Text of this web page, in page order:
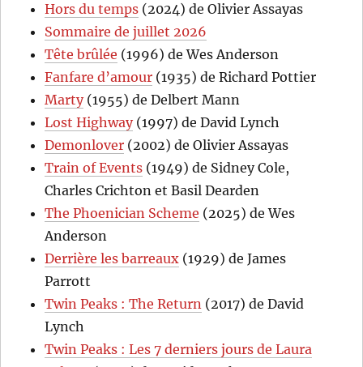
Hors du temps (2024) de Olivier Assayas
Sommaire de juillet 2026
Tête brûlée (1996) de Wes Anderson
Fanfare d’amour (1935) de Richard Pottier
Marty(1955) de Delbert Mann
Lost Highway(1997) de David Lynch
Demonlover (2002) de Olivier Assayas
Train of Events (1949) de Sidney Cole,
Charles Crichton et Basil Dearden
The Phoenician Scheme (2025) de Wes
Anderson
Derrière les barreaux (1929) de James
Parrott
Twin Peaks : The Return (2017) de David
Lynch
Twin Peaks : Les 7 derniers jours de Laura